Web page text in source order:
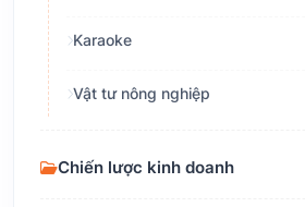
Karaoke
Vật tư nông nghiệp
Chiến lược kinh doanh